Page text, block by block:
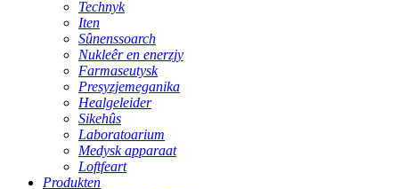
Technyk
Iten
Sûnenssoarch
Nukleêr en enerzjy
Farmaseutysk
Presyzjemeganika
Healgeleider
Sikehûs
Laboratoarium
Medysk apparaat
Loftfeart
Produkten